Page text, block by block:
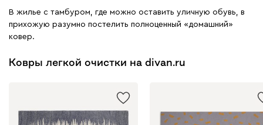
В жилье с тамбуром, где можно оставить уличную обувь, в
прихожую разумно постелить полноценный «домашний»
ковер.
Ковры легкой очистки на divan.ru